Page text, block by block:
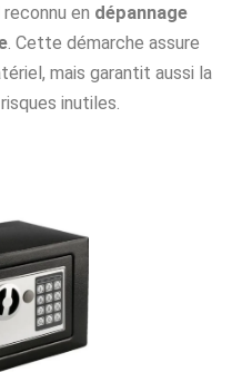
en dépannage
. Cette démarche assure
mais garantit aussi la
inutiles.